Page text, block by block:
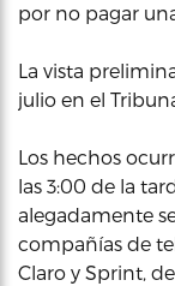
por no pagar
La vista
julio en el
Los hechos
las 3:00 de la
alegadamente
compañías de
Claro y Sprint,